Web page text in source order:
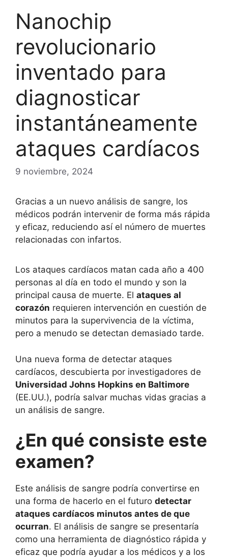
Nanochip
revolucionario
inventado para
diagnosticar
instantáneamente
ataques cardíacos
9 noviembre, 2024
Gracias a un nuevo análisis de sangre, los
médicos podrán intervenir de forma más rápida
y eficaz, reduciendo así el número de muertes
relacionadas con infartos.
Los ataques cardíacos matan cada año a 400
personas al día en todo el mundo y son la
principal causa de muerte. El ataques al
corazón requieren intervención en cuestión de
minutos para la supervivencia de la víctima,
pero a menudo se detectan demasiado tarde.
Una nueva forma de detectar ataques
cardíacos, descubierta por investigadores de
Universidad Johns Hopkins en Baltimore
(EE.UU.), podría salvar muchas vidas gracias a
un análisis de sangre.
¿En qué consiste este
examen?
Este análisis de sangre podría convertirse en
una forma de hacerlo en el futuro detectar
ataques cardíacos minutos antes de que
ocurran. El análisis de sangre se presentaría
como una herramienta de diagnóstico rápida y
eficaz que podría ayudar a los médicos y a los